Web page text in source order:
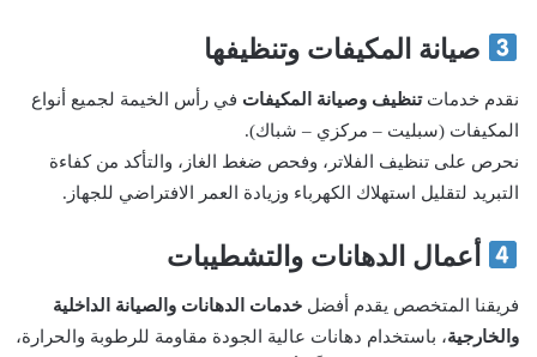
صيانة المكيفات وتنظيفها
نقدم خدماتتنظيف وصيانة المكيفات في رأس الخيمة لجميع أنواع
المكيفات (سبليت – مركزي – شباك).
نحرص على تنظيف الفلاتر، وفحص ضغط الغاز، والتأكد من كفاءة
التبريد لتقليل استهلاك الكهرباء وزيادة العمر الافتراضي للجهاز.
أعمال الدهانات والتشطيبات
فريقنا المتخصص يقدم أفضل خدمات الدهانات والصيانة الداخلية
والخارجية، باستخدام دهانات عالية الجودة مقاومة للرطوبة والحرارة،